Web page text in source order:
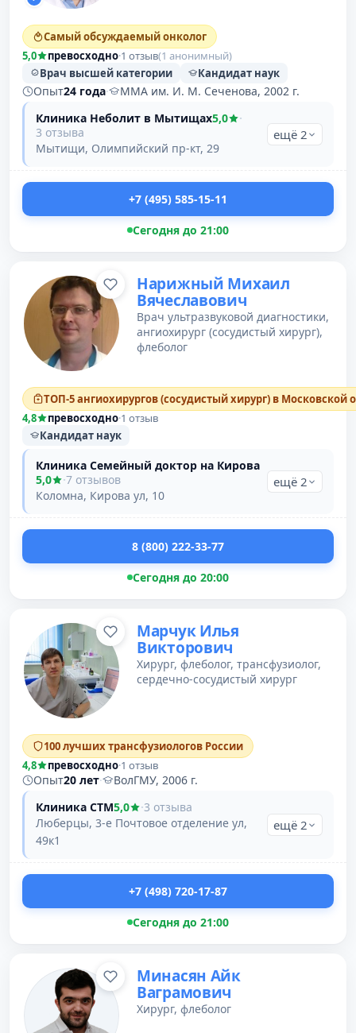
Самый обсуждаемый онколог
5,0
превосходно·1 отзыв(1 анонимный)
Врач высшей категории
Кандидат наук
Опыт24 года·
ММА им. И. М. Сеченова, 2002 г.
Клиника Неболит в Мытищах5,0
·
3 отзыва
Мытищи, Олимпийский пр-кт, 29
ещё 2
+7 (495) 585-15-11
Сегодня до 21:00
Нарижный Михаил
Вячеславович
Врач ультразвуковой диагностики,
ангиохирург (сосудистый хирург),
флеболог
ТОП-5 ангиохирургов (сосудистый хирург) в Московской
4,8
превосходно·1 отзыв
Кандидат наук
Клиника Семейный доктор на Кирова
5,0
·7 отзывов
Коломна, Кирова ул, 10
ещё 2
8 (800) 222-33-77
Сегодня до 20:00
Марчук Илья
Викторович
Хирург, флеболог, трансфузиолог,
сердечно-сосудистый хирург
100 лучших трансфузиологов России
4,8
превосходно·1 отзыв
Опыт20 лет·
ВолГМУ, 2006 г.
Клиника СТМ5,0 ·3 отзыва
Люберцы, 3-е Почтовое отделение ул,
49к1
ещё 2
+7 (498) 720-17-87
Сегодня до 21:00
Минасян Айк
Ваграмович
Хирург, флеболог